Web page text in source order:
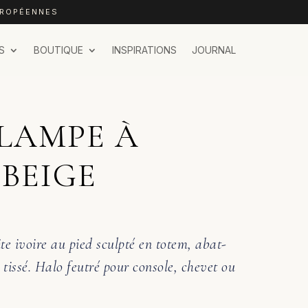
BOUTIQUE INSPIRATIONS JOURNAL
À
ivoire au pied sculpté en totem, abat-
Halo feutré pour console, chevet ou